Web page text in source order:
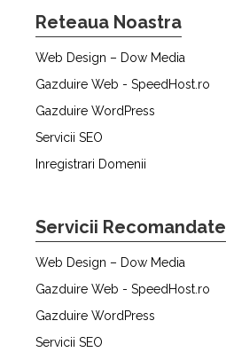
Reteaua Noastra
Web Design – Dow Media
Gazduire Web - SpeedHost.ro
Gazduire WordPress
Servicii SEO
Inregistrari Domenii
Servicii Recomandate
Web Design – Dow Media
Gazduire Web - SpeedHost.ro
Gazduire WordPress
Servicii SEO